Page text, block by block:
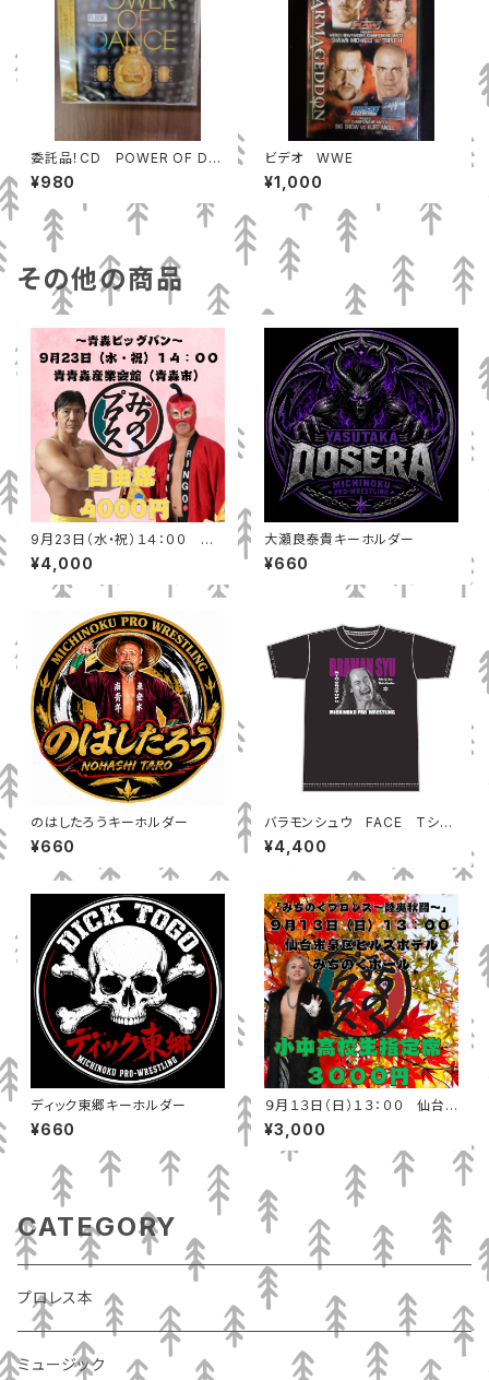
委託品！CD POWER OF DA
NCE 新品
¥980
ビデオ WWE
¥1,000
その他の商品
9月23日（水・祝）１４：００ 青
森産業会館（青森市） 一般自由
席
¥4,000
大瀬良泰貴キーホルダー
¥660
のはしたろうキーホルダー
¥660
バラモンシュウ FACE Tシャ
ツ
¥4,400
ディック東郷キーホルダー
¥660
９月１３日（日）１３：００ 仙台
市泉区ヒルズホテルみちのくホ
ール 小中高校生
¥3,000
CATEGORY
プロレス本
ミュージック